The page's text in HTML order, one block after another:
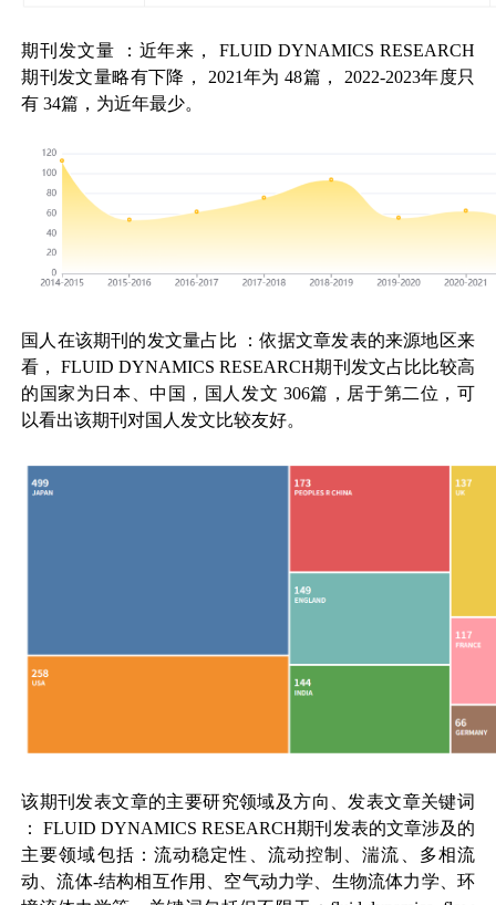
期刊发文量 ：近年来，
FLUID DYNAMICS RESEARCH
期刊发文量略有下降，
2021年为 48篇， 2022-2023年度只
有 34篇，为近年最少。
国人在该期刊的发文量占比
：依据文章发表的来源地区来
看，
FLUID DYNAMICS RESEARCH期刊发文占比比较高
的国家为日本、中国，国人发文 306篇，居于第二位，可
以看出该期刊对国人发文比较友好。
该期刊发表文章的主要研究领域及方向、发表文章关键词
：
FLUID DYNAMICS RESEARCH期刊发表的文章涉及的
主要领域包括：流动稳定性、流动控制、湍流、多相流
动、流体-结构相互作用、空气动力学、生物流体力学、环